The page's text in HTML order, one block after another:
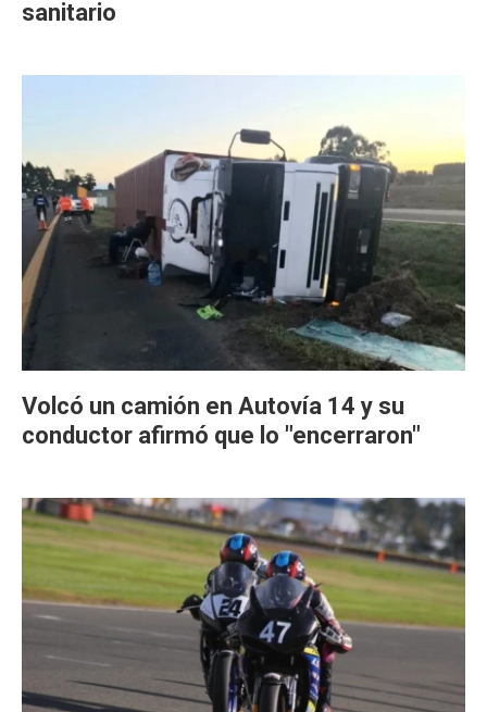
sanitario
Volcó un camión en Autovía 14 y su
conductor afirmó que lo "encerraron"